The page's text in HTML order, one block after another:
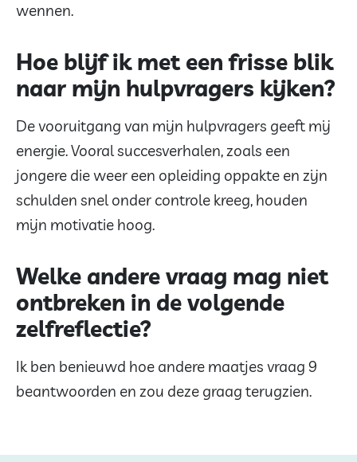
wennen.
Hoe blijf ik met een frisse blik
naar mijn hulpvragers kijken?
De vooruitgang van mijn hulpvragers geeft mij
energie. Vooral succesverhalen, zoals een
jongere die weer een opleiding oppakte en zijn
schulden snel onder controle kreeg, houden
mijn motivatie hoog.
Welke andere vraag mag niet
ontbreken in de volgende
zelfreflectie?
Ik ben benieuwd hoe andere maatjes vraag 9
beantwoorden en zou deze graag terugzien.